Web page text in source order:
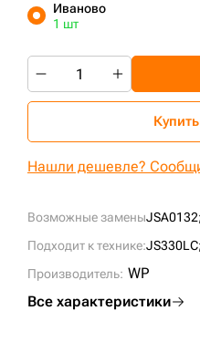
Возможные заменыJSA0132;
Подходит к технике:JS330LC;
Производитель: WP
Все характеристики
Иваново
1 шт
Нашли дешевле?